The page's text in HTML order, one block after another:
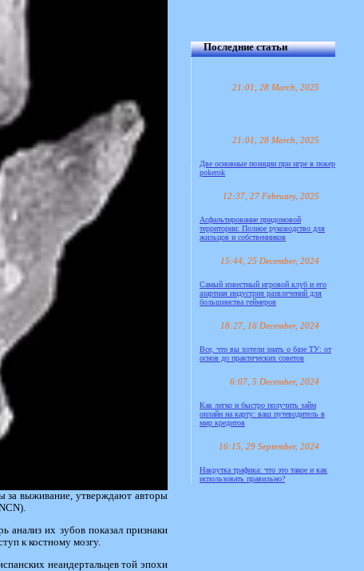
за выживание, утверждают авторы
анализ их зубов показал признаки
к костному мозгу.
неандертальцев той эпохи
Последние статьи
21:01, 28 March, 2025
21:01, 28 March, 2025
Две основные позиции при игре в покер
pokerok
12:37, 27 February, 2025
Асфальтирование придомовой
территории: Полное руководство для
жильцов и собственников
15:44, 25 December, 2024
Самый известный игровой клуб и его
азартная индустрия развлечений для
большинства геймеров
18:27, 16 December, 2024
Все, что вы хотели знать о базе ТУ: от
основ до практических советов
6:07, 5 December, 2024
Как легко и быстро получить займ
онлайн на карту: ваш путеводитель в
мир кредитов
16:15, 29 September, 2024
Накрутка трафика: что это такое и как
использовать правильно?